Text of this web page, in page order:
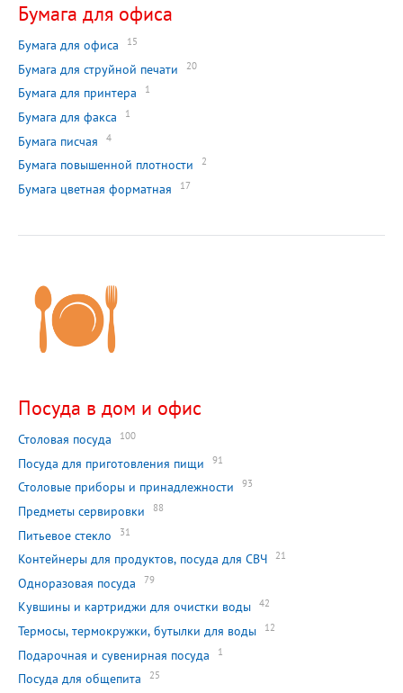
Бумага для офиса
Бумага для офиса 15
Бумага для струйной печати 20
Бумага для принтера 1
Бумага для факса 1
Бумага писчая 4
Бумага повышенной плотности 2
Бумага цветная форматная 17
Посуда в дом и офис
Столовая посуда 100
Посуда для приготовления пищи 91
Столовые приборы и принадлежности 93
Предметы сервировки 88
Питьевое стекло 31
Контейнеры для продуктов, посуда для СВЧ 21
Одноразовая посуда 79
Кувшины и картриджи для очистки воды 42
Термосы, термокружки, бутылки для воды 12
Подарочная и сувенирная посуда 1
Посуда для общепита 25